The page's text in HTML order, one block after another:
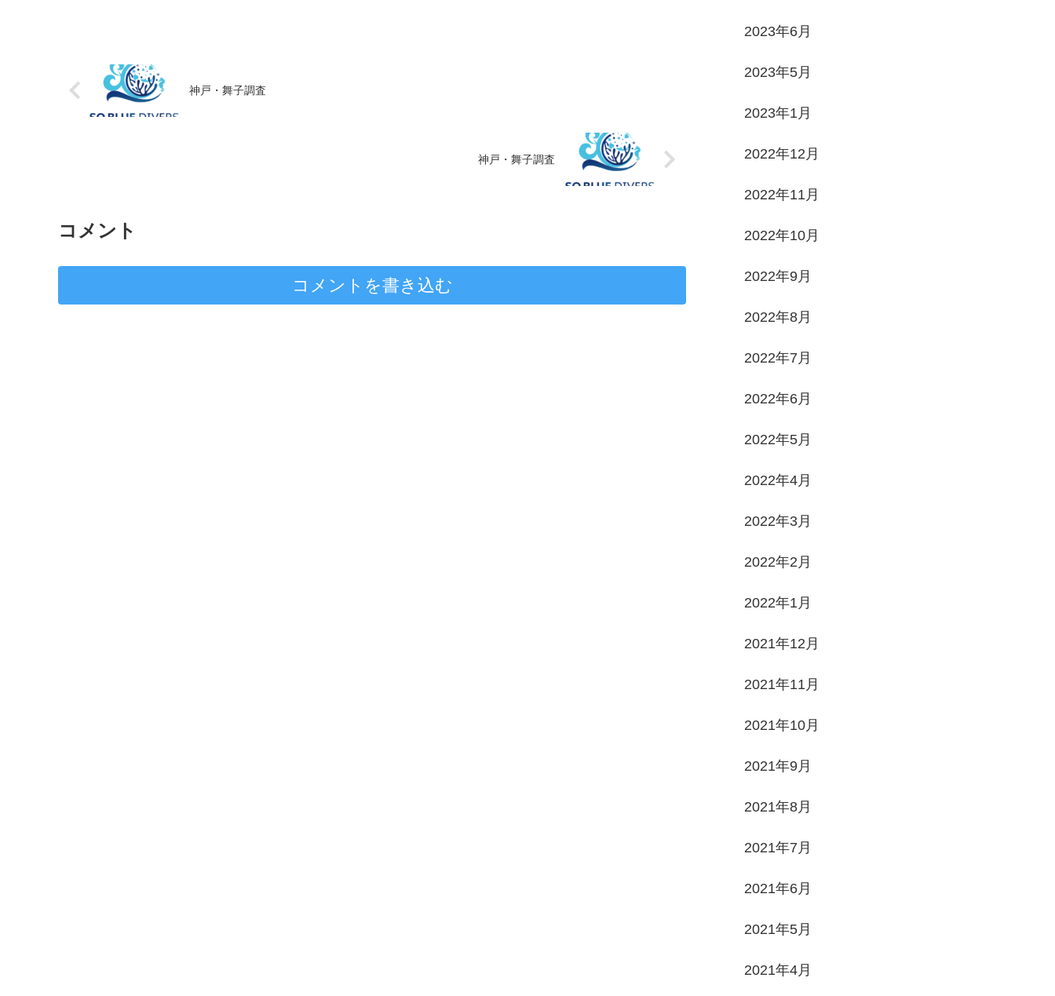
神戸・舞子調査
神戸・舞子調査
コメント
コメントを書き込む
2023年6月
2023年5月
2023年1月
2022年12月
2022年11月
2022年10月
2022年9月
2022年8月
2022年7月
2022年6月
2022年5月
2022年4月
2022年3月
2022年2月
2022年1月
2021年12月
2021年11月
2021年10月
2021年9月
2021年8月
2021年7月
2021年6月
2021年5月
2021年4月